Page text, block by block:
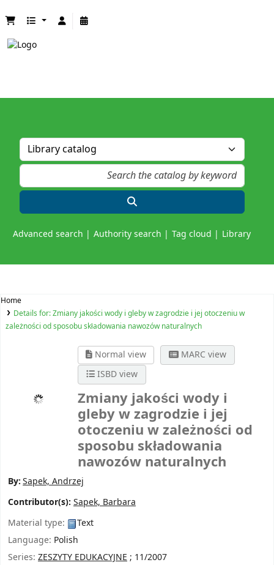
Advanced search Authority search Tag cloud Library
Home
Details for:Zmiany jakości wody i gleby w zagrodzie i jej otoczeniu w
zależności od sposobu składowania nawozów naturalnych
Normal view
MARC view
ISBD view
Zmiany jakości wody i
gleby w zagrodzie i jej
otoczeniu w zależności od
sposobu składowania
nawozów naturalnych
By:Sapek, Andrzej
Contributor(s): Sapek, Barbara
Material type:
Text
Language: Polish
Series: ZESZYTY EDUKACYJNE; 11/2007